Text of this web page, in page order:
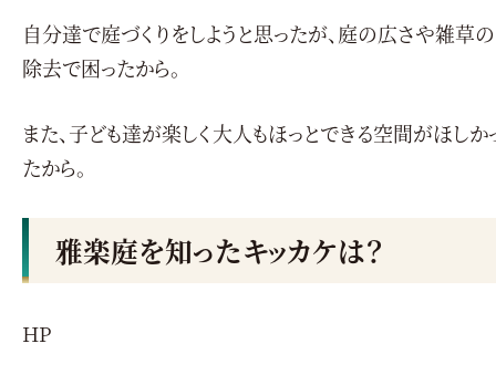
自分達で庭づくりをしようと思ったが、庭の広さや雑草の
除去で困ったから。
また、子ども達が楽しく大人もほっとできる空間がほしか
たから。
雅楽庭を知ったキッカケは？
HP